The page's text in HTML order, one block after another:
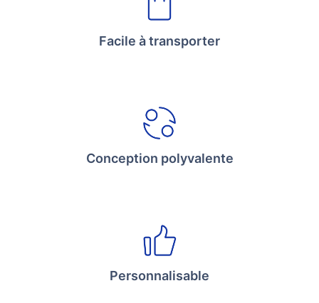
Facile à transporter
Conception polyvalente
Personnalisable